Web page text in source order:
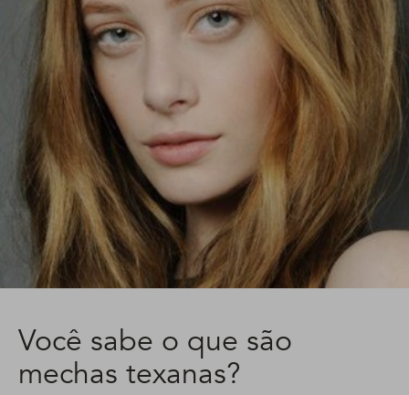
Você sabe o que são
mechas texanas?